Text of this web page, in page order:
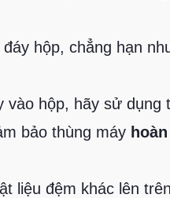
hộp, chẳng hạn
vào hộp, hãy sử dụng
bảo thùng máy
liệu đệm khác lên